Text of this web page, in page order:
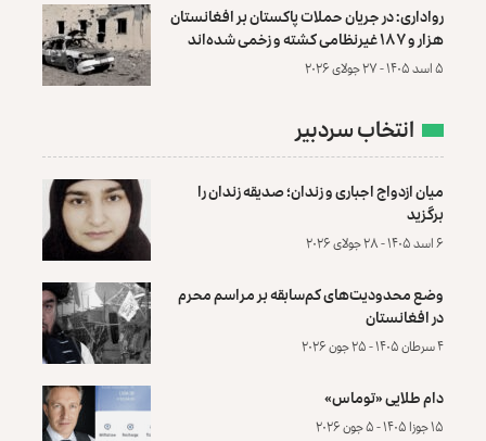
رواداری: در جریان حملات پاکستان بر افغانستان
هزار و ۱۸۷ غیرنظامی کشته و زخمی شده‌اند
۵ اسد ۱۴۰۵ - ۲۷ جولای ۲۰۲۶
انتخاب سردبیر
میان ازدواج اجباری و زندان؛ صدیقه زندان را
برگزید
۶ اسد ۱۴۰۵ - ۲۸ جولای ۲۰۲۶
وضع محدودیت‌های کم‌سابقه بر مراسم محرم
در افغانستان
۴ سرطان ۱۴۰۵ - ۲۵ جون ۲۰۲۶
دام طلایی «توماس»
۱۵ جوزا ۱۴۰۵ - ۵ جون ۲۰۲۶